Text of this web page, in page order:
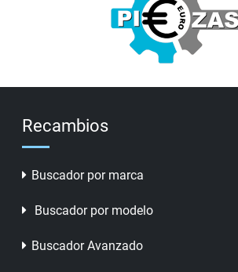
Recambios
Buscador por marca
Buscador por modelo
Buscador Avanzado